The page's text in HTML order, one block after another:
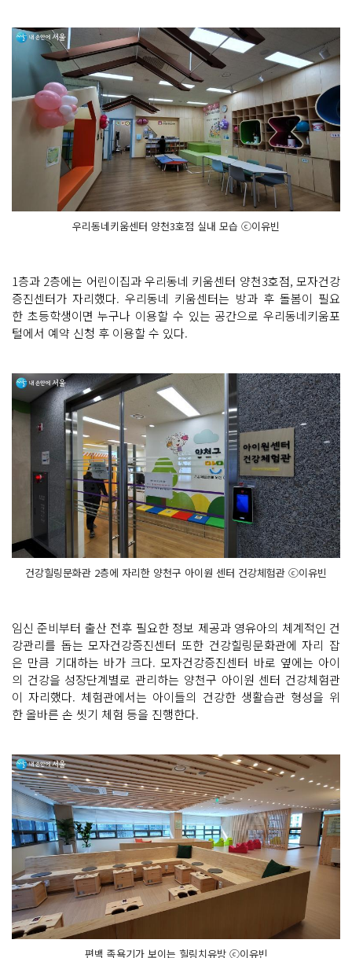
우리동네키움센터 양천3호점 실내 모습 ⓒ이유빈
1층과 2층에는 어린이집과 우리동네 키움센터 양천3호점, 모자건강
증진센터가 자리했다. 우리동네 키움센터는 방과 후 돌봄이 필요
한 초등학생이면 누구나 이용할 수 있는 공간으로 우리동네키움포
털에서 예약 신청 후 이용할 수 있다.
건강힐링문화관 2층에 자리한 양천구 아이원 센터 건강체험관 ⓒ이유빈
임신 준비부터 출산 전후 필요한 정보 제공과 영유아의 체계적인 건
강관리를 돕는 모자건강증진센터 또한 건강힐링문화관에 자리 잡
은 만큼 기대하는 바가 크다. 모자건강증진센터 바로 옆에는 아이
의 건강을 성장단계별로 관리하는 양천구 아이원 센터 건강체험관
이 자리했다. 체험관에서는 아이들의 건강한 생활습관 형성을 위
한 올바른 손 씻기 체험 등을 진행한다.
편백 족욕기가 보이는 힐링치유방 ⓒ이유빈